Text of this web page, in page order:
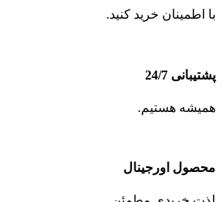
با اطمینان خرید کنید.
پشتیبانی 24/7
همیشه هستیم.
محصول اورجینال